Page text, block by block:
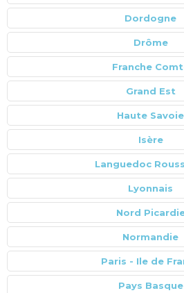
Dordogne
Drôme
Franche
Grand Est
Haute Savoie
Isère
Languedoc
Lyonnais
Nord
Normandie
Paris - Ile de
Pays Basque